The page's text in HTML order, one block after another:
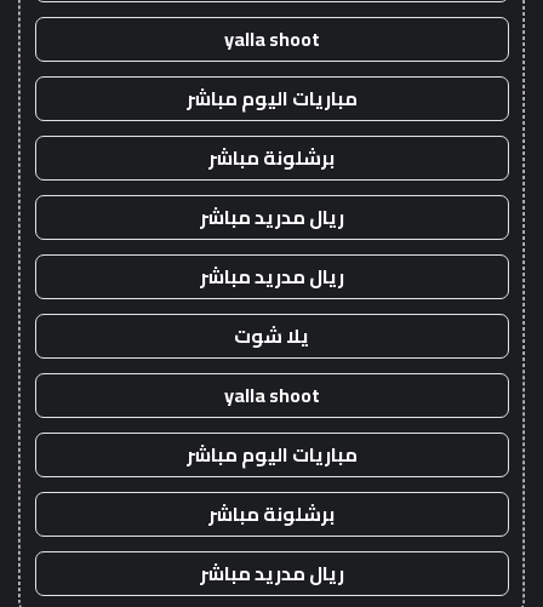
yalla shoot
مباريات اليوم مباشر
برشلونة مباشر
ريال مدريد مباشر
ريال مدريد مباشر
يلا شوت
yalla shoot
مباريات اليوم مباشر
برشلونة مباشر
ريال مدريد مباشر